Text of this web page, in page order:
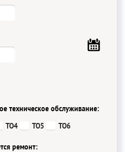
техническое обслуживание:
ТО4 ТО5 ТО6
ремонт: